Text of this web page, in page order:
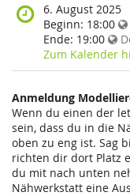
statt?
Wann
findet
diese
Veranstaltung
statt?
6. August 2025
Beginn: 18:00
Ende: 19:00
Zum Kalender
Anmeldung
Wenn du einen der
sein, dass du in die
oben zu eng ist. Sag
richten dir dort Platz
du mit nach unten
Nähwerkstatt eine